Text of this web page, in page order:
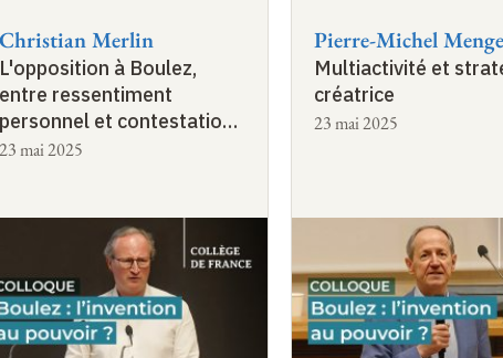
Christian Merlin
L'opposition à Boulez,
entre ressentiment
personnel et contestation
d'un modèle
23 mai 2025
Pierre-Michel
Multiactivité et
créatrice
23 mai 2025